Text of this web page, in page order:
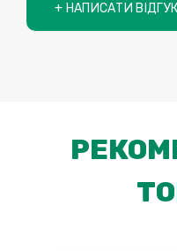
+ НАПИСАТИ ВІДГУК